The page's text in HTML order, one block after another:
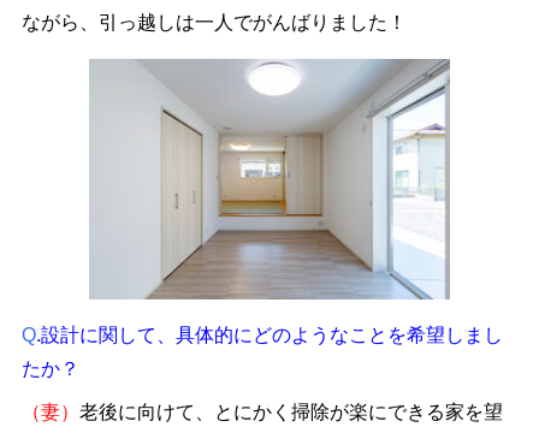
ながら、引っ越しは一人でがんばりました！
Q.設計に関して、具体的にどのようなことを希望しまし
たか？
（妻） 老後に向けて、とにかく掃除が楽にできる家を望